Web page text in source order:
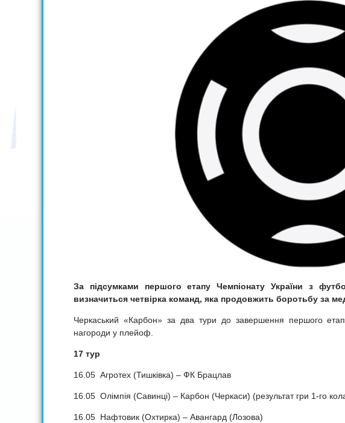
За підсумками першого етапу Чемпіонату України з
визначиться четвірка команд, яка продовжить боротьбу за
Черкаський «Карбон» за два тури до завершення першого
нагороди у плейоф.
17 тур
16.05 Агротех (Тишківка) – ФК Брацлав
16.05 Олімпія (Савинці) – Карбон (Черкаси) (результат гри 1-го
16.05 Нафтовик (Охтирка) – Авангард (Лозова)